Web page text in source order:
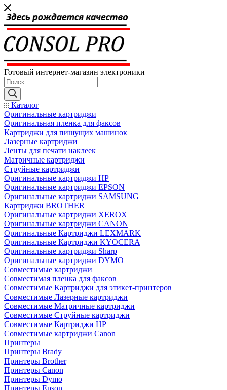
Готовый интернет-магазин электроники
Каталог
Оригинальные картриджи
Оригинальная пленка для факсов
Картриджи для пишущих машинок
Лазерные картриджи
Ленты для печати наклеек
Матричные картриджи
Струйные картриджи
Оригинальные картриджи HP
Оригинальные картриджи EPSON
Оригинальные картриджи SAMSUNG
Картриджи BROTHER
Оригинальные картриджи XEROX
Оригинальные картриджи CANON
Оригинальные Картриджи LEXMARK
Оригинальные Картриджи KYOCERA
Оригинальные картриджи Sharp
Оригинальные картриджи DYMO
Совместимые картриджи
Совместимая пленка для факсов
Совместимые Картриджи для этикет-принтеров
Совместимые Лазерные картриджи
Совместимые Матричные картриджи
Совместимые Струйные картриджи
Совместимые Картриджи HP
Совместимые картриджи Canon
Принтеры
Принтеры Brady
Принтеры Brother
Принтеры Canon
Принтеры Dymo
Принтеры Epson